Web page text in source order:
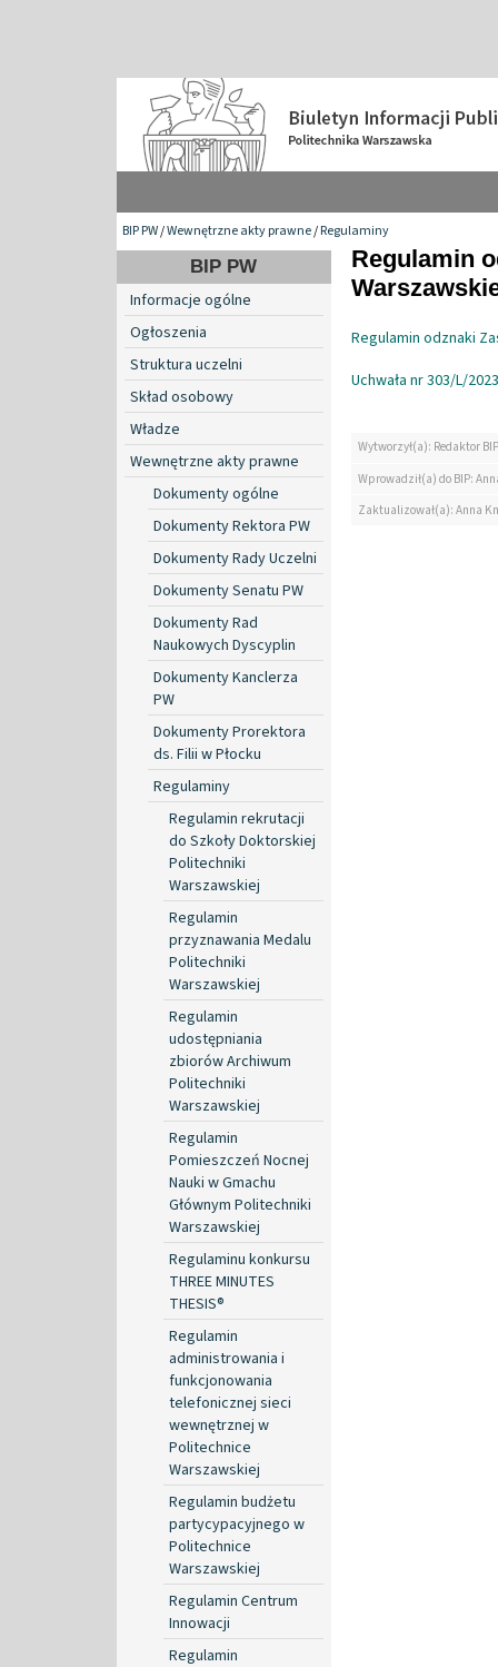
BIP PW/Wewnętrzne akty prawne/Regulaminy
BIP PW
Informacje ogólne
Ogłoszenia
Struktura uczelni
Skład osobowy
Władze
Wewnętrzne akty prawne
Dokumenty ogólne
Dokumenty Rektora PW
Dokumenty Rady Uczelni
Dokumenty Senatu PW
Dokumenty Rad
Naukowych Dyscyplin
Dokumenty Kanclerza
PW
Dokumenty Prorektora
ds. Filii w Płocku
Regulaminy
Regulamin rekrutacji
do Szkoły Doktorskiej
Politechniki
Warszawskiej
Regulamin
przyznawania Medalu
Politechniki
Warszawskiej
Regulamin
udostępniania
zbiorów Archiwum
Politechniki
Warszawskiej
Regulamin
Pomieszczeń Nocnej
Nauki w Gmachu
Głównym Politechniki
Warszawskiej
Regulaminu konkursu
THREE MINUTES
THESIS®
Regulamin
administrowania i
funkcjonowania
telefonicznej sieci
wewnętrznej w
Politechnice
Warszawskiej
Regulamin budżetu
partycypacyjnego w
Politechnice
Warszawskiej
Regulamin Centrum
Innowacji
Regulamin
Regulamin
Regulamin odznaki
Uchwała nr 303/L/
Wytworzył(a): Redaktor BIP
Wprowadził(a) do BIP:
Zaktualizował(a): Anna